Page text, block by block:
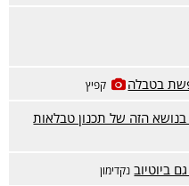
קפיץ
הזה של תכנון טבלאות
ביוטיוב נקדימון